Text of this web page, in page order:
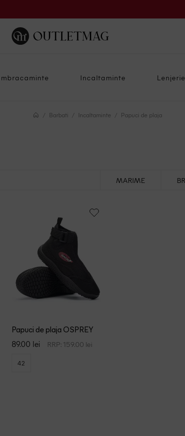
Incaltaminte Lenjerie
Barbati Incaltaminte Papuci de plaja
MARIME
Papuci de plaja OSPREY
89.00 lei RRP: 159.00 lei
42